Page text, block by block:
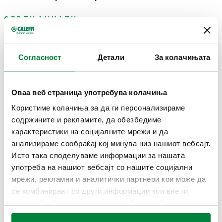
Согласност Детали За колачињата
Оваа веб страница употребува колачиња
Користиме колачиња за да ги персонализираме
содржините и рекламите, да обезбедиме
карактеристики на социјалните мрежи и да
анализираме сообраќај кој минува низ нашиот вебсајт.
Исто така споделуваме информации за нашата
употреба на нашиот вебсајт со нашите социјални
мрежи, рекламни и аналитички партнери кои може да
се комбинираат со други информации кои вие ги
вашата употреба на нивните услуги.
СЕРТИФИКАТИ
ЦРТЕЖИ И СПЕЦИФИКАЦИИ
Број на
Поврзување
Напојување со
645242
G 1/2" A (ISO
228-1) M
230 V AC
17,00
m³/h
3D модели